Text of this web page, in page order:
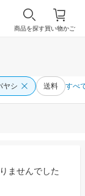
買い物かご
商品を探す
ヤシ 送料 すべ
ませんでした